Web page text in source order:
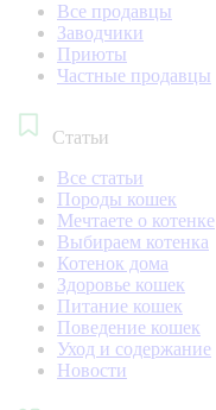
Все продавцы
Заводчики
Приюты
Частные продавцы
Статьи
Все статьи
Породы кошек
Мечтаете о котенке
Выбираем котенка
Котенок дома
Здоровье кошек
Питание кошек
Поведение кошек
Уход и содержание
Новости